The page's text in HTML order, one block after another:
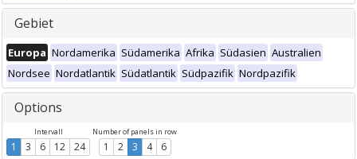
Gebiet
Europa Nordamerika Südamerika Afrika Südasien Australien
Nordsee Nordatlantik Südatlantik Südpazifik Nordpazifik
Options
Intervall
1 3 6 12 24
Number of panels in row
1 2 3 4 6